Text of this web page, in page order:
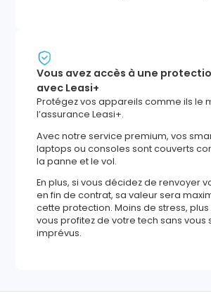
Vous avez accès à une
avec Leasi+
Protégez vos appareils comme ils le
l’assurance Leasi+.
Avec notre service premium, vos
laptops ou consoles sont couverts
la panne et le vol.
En plus, si vous décidez de renvoyer
en fin de contrat, sa valeur sera
cette protection. Moins de stress,
vous profitez de votre tech sans vous
imprévus.